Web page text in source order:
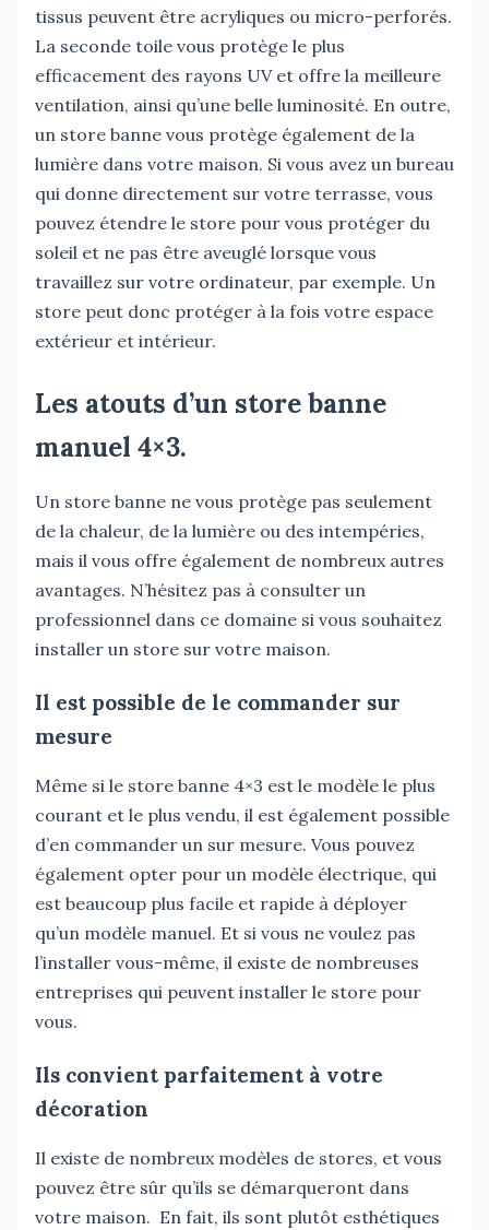
tissus peuvent être acryliques ou micro-perforés.
La seconde toile vous protège le plus
efficacement des rayons UV et offre la meilleure
ventilation, ainsi qu’une belle luminosité. En outre,
un store banne vous protège également de la
lumière dans votre maison. Si vous avez un bureau
qui donne directement sur votre terrasse, vous
pouvez étendre le store pour vous protéger du
soleil et ne pas être aveuglé lorsque vous
travaillez sur votre ordinateur, par exemple. Un
store peut donc protéger à la fois votre espace
extérieur et intérieur.
Les atouts d’un store banne
manuel 4×3.
Un store banne ne vous protège pas seulement
de la chaleur, de la lumière ou des intempéries,
mais il vous offre également de nombreux autres
avantages. N’hésitez pas à consulter un
professionnel dans ce domaine si vous souhaitez
installer un store sur votre maison.
Il est possible de le commander sur
mesure
Même si le store banne 4×3 est le modèle le plus
courant et le plus vendu, il est également possible
d’en commander un sur mesure. Vous pouvez
également opter pour un modèle électrique, qui
est beaucoup plus facile et rapide à déployer
qu’un modèle manuel. Et si vous ne voulez pas
l’installer vous-même, il existe de nombreuses
entreprises qui peuvent installer le store pour
vous.
Ils convient parfaitement à votre
décoration
Il existe de nombreux modèles de stores, et vous
pouvez être sûr qu’ils se démarqueront dans
votre maison. En fait, ils sont plutôt esthétiques